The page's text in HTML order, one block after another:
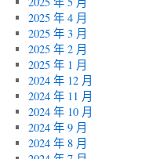
2025 年 4 月
2025 年 3 月
2025 年 2 月
2025 年 1 月
2024 年 12 月
2024 年 11 月
2024 年 10 月
2024 年 9 月
2024 年 8 月